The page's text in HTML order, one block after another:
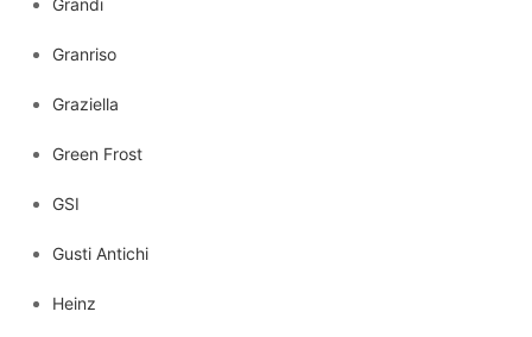
Granriso
Graziella
Green Frost
GSI
Gusti Antichi
Heinz